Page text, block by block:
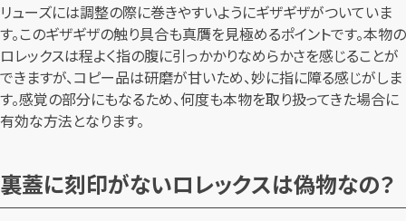
リューズには調整の際に巻きやすいようにギザギザがついていま
す。このギザギザの触り具合も真贋を見極めるポイントです。本物の
ロレックスは程よく指の腹に引っかかりなめらかさを感じることが
できますが、コピー品は研磨が甘いため、妙に指に障る感じがしま
す。感覚の部分にもなるため、何度も本物を取り扱ってきた場合に
有効な方法となります。
裏蓋に刻印がないロレックスは偽物なの？